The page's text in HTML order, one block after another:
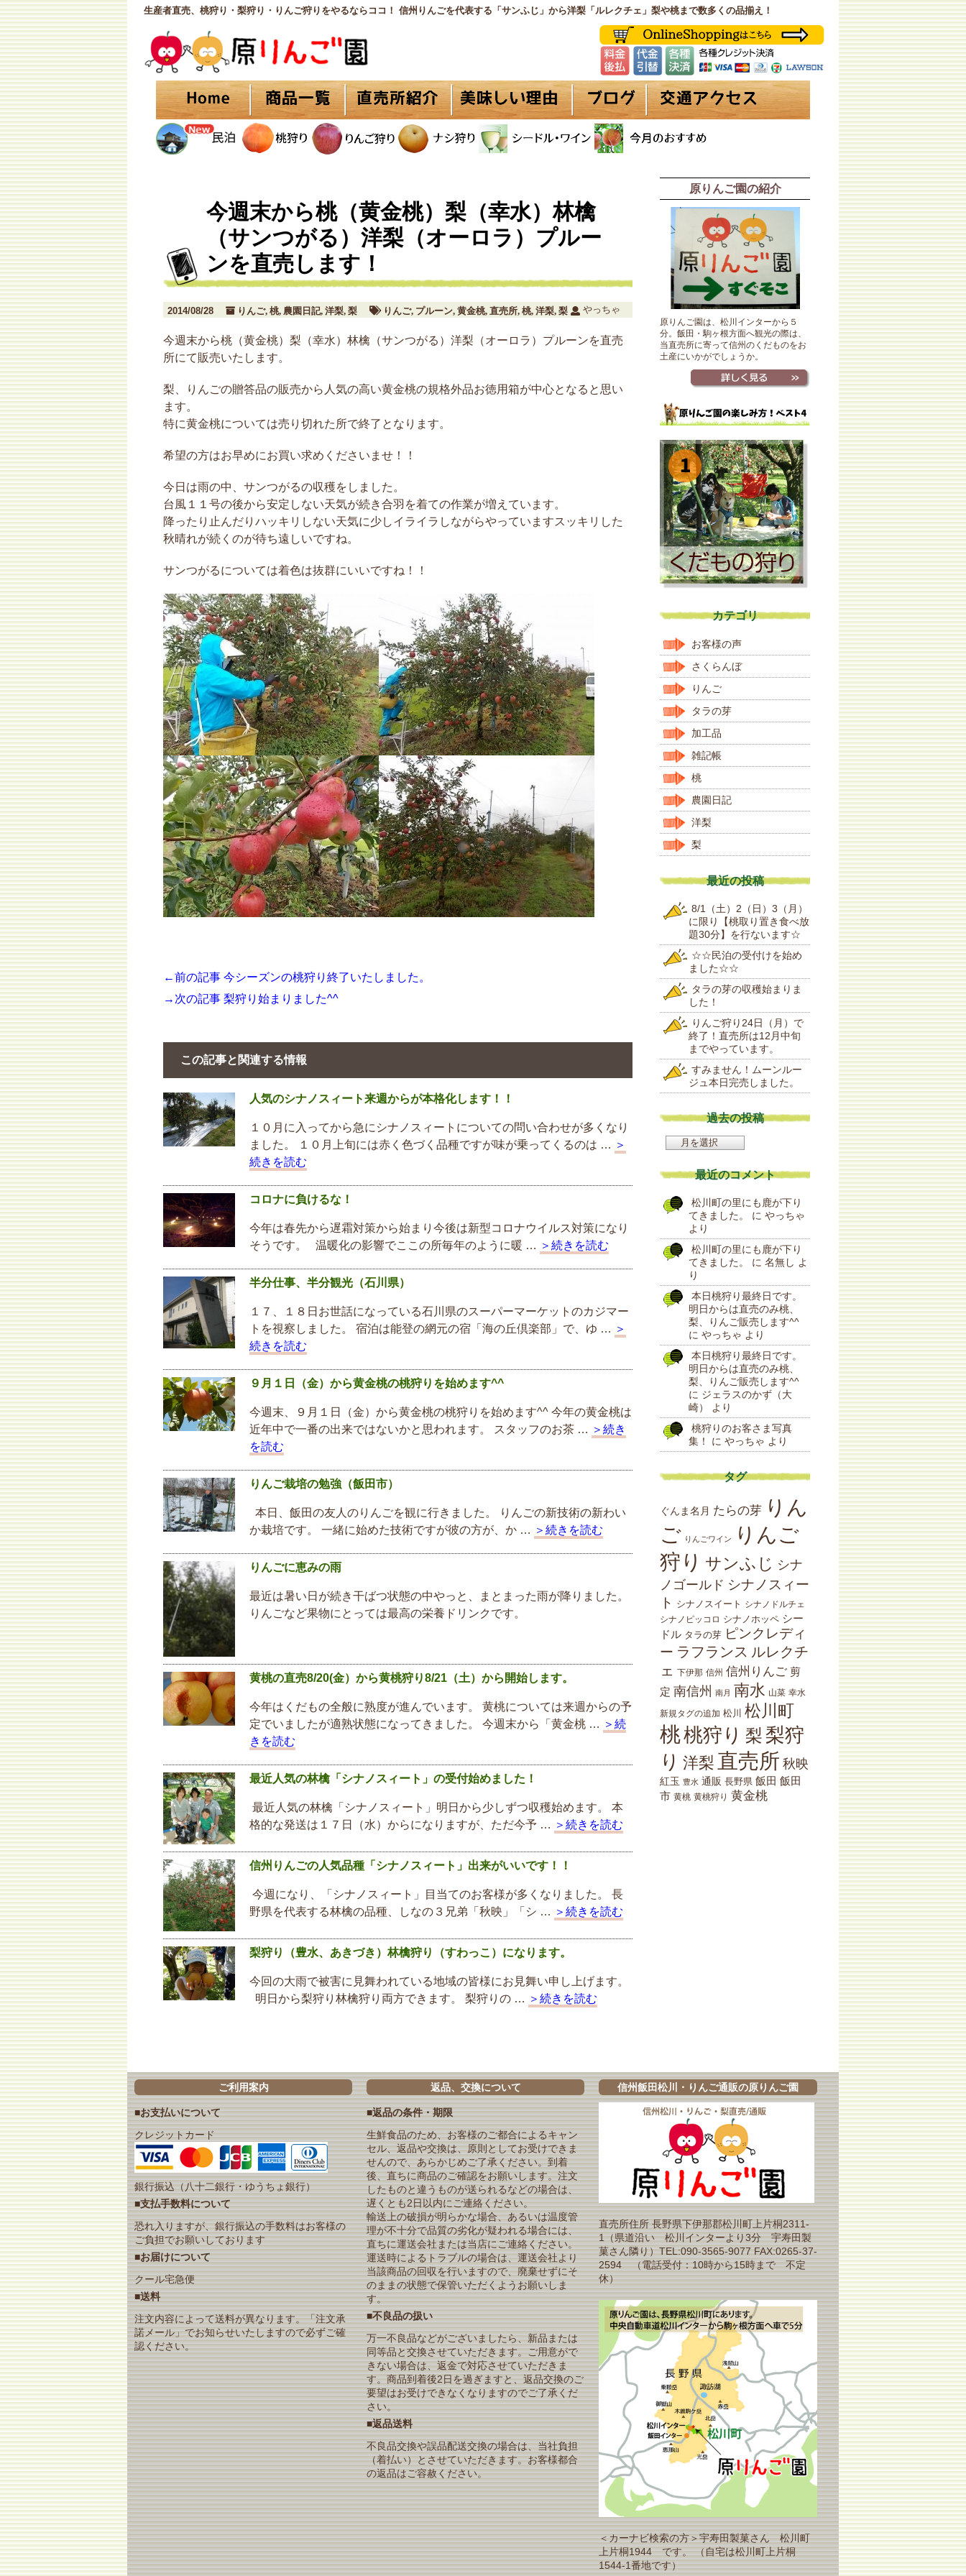
生産者直売、桃狩り・梨狩り・りんご狩りをやるならココ！ 信州りんごを代表する「サンふじ」から洋梨「ルレクチェ」梨や桃まで数多くの品揃え！
今週末から桃（黄金桃）梨（幸水）林檎
（サンつがる）洋梨（オーロラ）プルー
ンを直売します！
2014/08/28 りんご, 桃, 農園日記, 洋梨, 梨 りんご, プルーン, 黄金桃, 直売所, 桃, 洋梨, 梨 やっちゃ
今週末から桃（黄金桃）梨（幸水）林檎（サンつがる）洋梨（オーロラ）プルーンを直売
所にて販売いたします。
梨、りんごの贈答品の販売から人気の高い黄金桃の規格外品お徳用箱が中心となると思い
ます。
特に黄金桃については売り切れた所で終了となります。
希望の方はお早めにお買い求めくださいませ！！
今日は雨の中、サンつがるの収穫をしました。
台風１１号の後から安定しない天気が続き合羽を着ての作業が増えています。
降ったり止んだりハッキリしない天気に少しイライラしながらやっていますスッキリした
秋晴れが続くのが待ち遠しいですね。
サンつがるについては着色は抜群にいいですね！！
←前の記事 今シーズンの桃狩り終了いたしました。
→次の記事 梨狩り始まりました^^
この記事と関連する情報
人気のシナノスィート来週からが本格化します！！
１０月に入ってから急にシナノスィートについての問い合わせが多くなり
ました。 １０月上旬には赤く色づく品種ですが味が乗ってくるのは … ＞
続きを読む
コロナに負けるな！
今年は春先から遅霜対策から始まり今後は新型コロナウイルス対策になり
そうです。 温暖化の影響でここの所毎年のように暖 … ＞続きを読む
半分仕事、半分観光（石川県）
１７、１８日お世話になっている石川県のスーパーマーケットのカジマー
トを視察しました。 宿泊は能登の網元の宿「海の丘倶楽部」で、ゆ … ＞
続きを読む
９月１日（金）から黄金桃の桃狩りを始めます^^
今週末、９月１日（金）から黄金桃の桃狩りを始めます^^ 今年の黄金桃は
近年中で一番の出来ではないかと思われます。 スタッフのお茶 … ＞続き
を読む
りんご栽培の勉強（飯田市）
本日、飯田の友人のりんごを観に行きました。 りんごの新技術の新わい
か栽培です。 一緒に始めた技術ですが彼の方が、か … ＞続きを読む
りんごに恵みの雨
最近は暑い日が続き干ばつ状態の中やっと、まとまった雨が降りました。
りんごなど果物にとっては最高の栄養ドリンクです。
黄桃の直売8/20(金）から黄桃狩り8/21（土）から開始します。
今年はくだもの全般に熟度が進んでいます。 黄桃については来週からの予
定でいましたが適熟状態になってきました。 今週末から「黄金桃 … ＞続
きを読む
最近人気の林檎「シナノスィート」の受付始めました！
最近人気の林檎「シナノスィート」明日から少しずつ収穫始めます。 本
格的な発送は１７日（水）からになりますが、ただ今予 … ＞続きを読む
信州りんごの人気品種「シナノスィート」出来がいいです！！
今週になり、「シナノスィート」目当てのお客様が多くなりました。 長
野県を代表する林檎の品種、しなの３兄弟「秋映」「シ … ＞続きを読む
梨狩り（豊水、あきづき）林檎狩り（すわっこ）になります。
今回の大雨で被害に見舞われている地域の皆様にお見舞い申し上げます。
明日から梨狩り林檎狩り両方できます。 梨狩りの … ＞続きを読む
原りんご園の紹介
原りんご園は、松川インターから５
分。飯田・駒ヶ根方面へ観光の際は、
当直売所に寄って信州のくだものをお
土産にいかがでしょうか。
カテゴリ
お客様の声
さくらんぼ
りんご
タラの芽
加工品
雑記帳
桃
農園日記
洋梨
梨
最近の投稿
8/1（土）2（日）3（月）
に限り【桃取り置き食べ放
題30分】を行ないます☆
☆☆民泊の受付けを始め
ました☆☆
タラの芽の収穫始まりま
した！
りんご狩り24日（月）で
終了！直売所は12月中旬
までやっています。
すみません！ムーンルー
ジュ本日完売しました。
過去の投稿
去
投
最近のコメント
松川町の里にも鹿が下り
てきました。
に やっちゃ
より
松川町の里にも鹿が下り
てきました。
に 名無し よ
り
本日桃狩り最終日です。
明日からは直売のみ桃、
梨、りんご販売します^^
に やっちゃ より
本日桃狩り最終日です。
明日からは直売のみ桃、
梨、りんご販売します^^
に ジェラスのかず（大
崎）
より
桃狩りのお客さま写真
集！
に やっちゃ より
タグ
ぐんま名月 たらの芽 りん
ご りんごワイン
りんご
狩り サンふじ シナ
ノゴールド シナノスィー
ト シナノスイート シナノドルチェ
シナノピッコロ シナノホッペ シー
ドル タラの芽 ピンクレディ
ー ラフランス ルレクチ
ェ 下伊那 信州 信州りんご 剪
定 南信州 南月 南水 山菜 幸水
新規タグの追加 松川 松川町
桃桃狩り 梨 梨狩
り 洋梨 直売所 秋映
紅玉 豊水 通販 長野県 飯田 飯田
市 黄桃 黄桃狩り 黄金桃
ご利用案内
■お支払いについて
クレジットカード
銀行振込（八十二銀行・ゆうちょ銀行）
■支払手数料について
恐れ入りますが、銀行振込の手数料はお客様の
ご負担でお願いしております
■お届けについて
クール宅急便
■送料
注文内容によって送料が異なります。「注文承
諾メール」でお知らせいたしますので必ずご確
認ください。
返品、交換について
■返品の条件・期限
生鮮食品のため、お客様のご都合によるキャン
セル、返品や交換は、原則としてお受けできま
せんので、あらかじめご了承ください。到着
後、直ちに商品のご確認をお願いします。注文
したものと違うものが送られるなどの場合は、
遅くとも2日以内にご連絡ください。
輸送上の破損が明らかな場合、あるいは温度管
理が不十分で品質の劣化が疑われる場合には、
直ちに運送会社または当店にご連絡ください。
運送時によるトラブルの場合は、運送会社より
当該商品の回収を行いますので、廃棄せずにそ
のままの状態で保管いただくようお願いしま
す。
■不良品の扱い
万一不良品などがございましたら、新品または
同等品と交換させていただきます。ご用意がで
きない場合は、返金で対応させていただきま
す。商品到着後2日を過ぎますと、返品交換のご
要望はお受けできなくなりますのでご了承くだ
さい。
■返品送料
不良品交換や誤品配送交換の場合は、当社負担
（着払い）とさせていただきます。お客様都合
の返品はご容赦ください。
信州飯田松川・りんご通販の原りんご園
直売所住所 長野県下伊那郡松川町上片桐2311-
1（県道沿い 松川インターより3分 宇寿田製
菓さん隣り）TEL:090-3565-9077 FAX:0265-37-
2594 （電話受付：10時から15時まで 不定
休）
＜カーナビ検索の方＞宇寿田製菓さん 松川町
上片桐1944 です。 （自宅は松川町上片桐
1544-1番地です）